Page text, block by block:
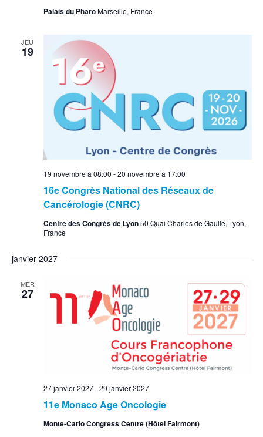
Palais du PharoMarseille, France
JEU
19
16e Congrès National des Réseaux de
Cancérologie (CNRC)
19 novembre à 08:00 -20 novembre à 17:00
Centre des Congrès de Lyon50 Quai Charles de Gaulle, Lyon,
France
janvier 2027
MER
27
11e Monaco Age Oncologie
27 janvier 2027-29 janvier 2027
Monte-Carlo Congress Centre (Hôtel Fairmont)